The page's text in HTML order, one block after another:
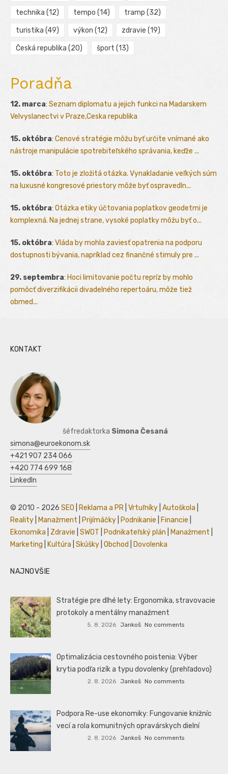
technika (12) tempo (14) tramp (32)
turistika (49) výkon (12) zdravie (19)
Česká republika (20) šport (13)
Poradňa
12. marca: Seznam diplomatu a jejich funkci na Madarskem
Velvyslanectvi v Praze,Ceska republika
15. októbra: Cenové stratégie môžu byť určite vnímané ako
nástroje manipulácie spotrebiteľského správania, keďže ...
15. októbra: Toto je zložitá otázka. Vynakladanie veľkých súm
na luxusné kongresové priestory môže byť ospravedln...
15. októbra: Otázka etiky účtovania poplatkov geodetmi je
komplexná. Na jednej strane, vysoké poplatky môžu byť o...
15. októbra: Vláda by mohla zaviesť opatrenia na podporu
dostupnosti bývania, napríklad cez finančné stimuly pre ...
29. septembra: Hoci limitovanie počtu repríz by mohlo
pomôcť diverzifikácii divadelného repertoáru, môže tiež
obmed...
KONTAKT
šéfredaktorka Simona Česaná
simona@euroekonom.sk
+421 907 234 066
+420 774 699 168
LinkedIn
© 2010 - 2026 SEO Reklama a PR Vrtuľníky Autoškola
Reality
Manažment Prijímáčky Podnikanie Financie
Ekonomika
Zdravie SWOT Podnikateľský plán Manažment
Marketing
Kultúra Skúšky Obchod Dovolenka
NAJNOVŠIE
Stratégie pre dlhé lety: Ergonomika, stravovacie
protokoly a mentálny manažment
5. 8. 2026 Jankoš No comments
Optimalizácia cestovného poistenia: Výber
krytia podľa rizík a typu dovolenky (prehľadovo)
2. 8. 2026 Jankoš No comments
Podpora Re-use ekonomiky: Fungovanie knižníc
vecí a rola komunitných opravárskych dielní
2. 8. 2026 Jankoš No comments